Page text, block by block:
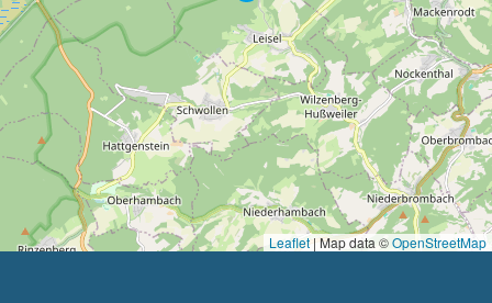
Leaflet| Map data ©OpenStreetMap